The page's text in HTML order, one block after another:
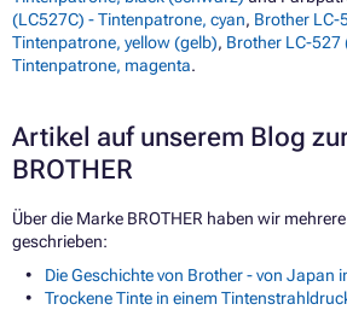
(LC527C) - Tintenpatrone, cyan, Brother LC-
Tintenpatrone, yellow (gelb), Brother LC-527
Tintenpatrone, magenta.
Artikel auf unserem Blog
BROTHER
Über die Marke BROTHER haben wir
geschrieben:
Die Geschichte von Brother - von Japan
Trockene Tinte in einem